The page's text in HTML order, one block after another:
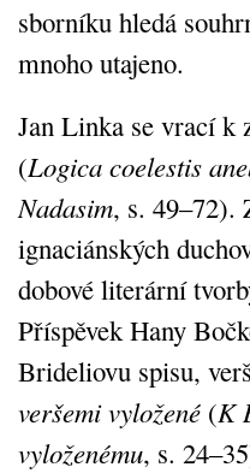
sborníku hledá
mnoho utajeno.
Jan Linka se vrací k
(Logica coelestis
Nadasim, s. 49–72).
ignaciánských
dobové literární
Příspěvek Hany
Brideliovu spisu,
veršemi vyložené (K
vyloženému, s.